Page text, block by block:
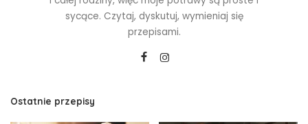
sycące. Czytaj, dyskutuj, wymieniaj się
przepisami.
Ostatnie przepisy